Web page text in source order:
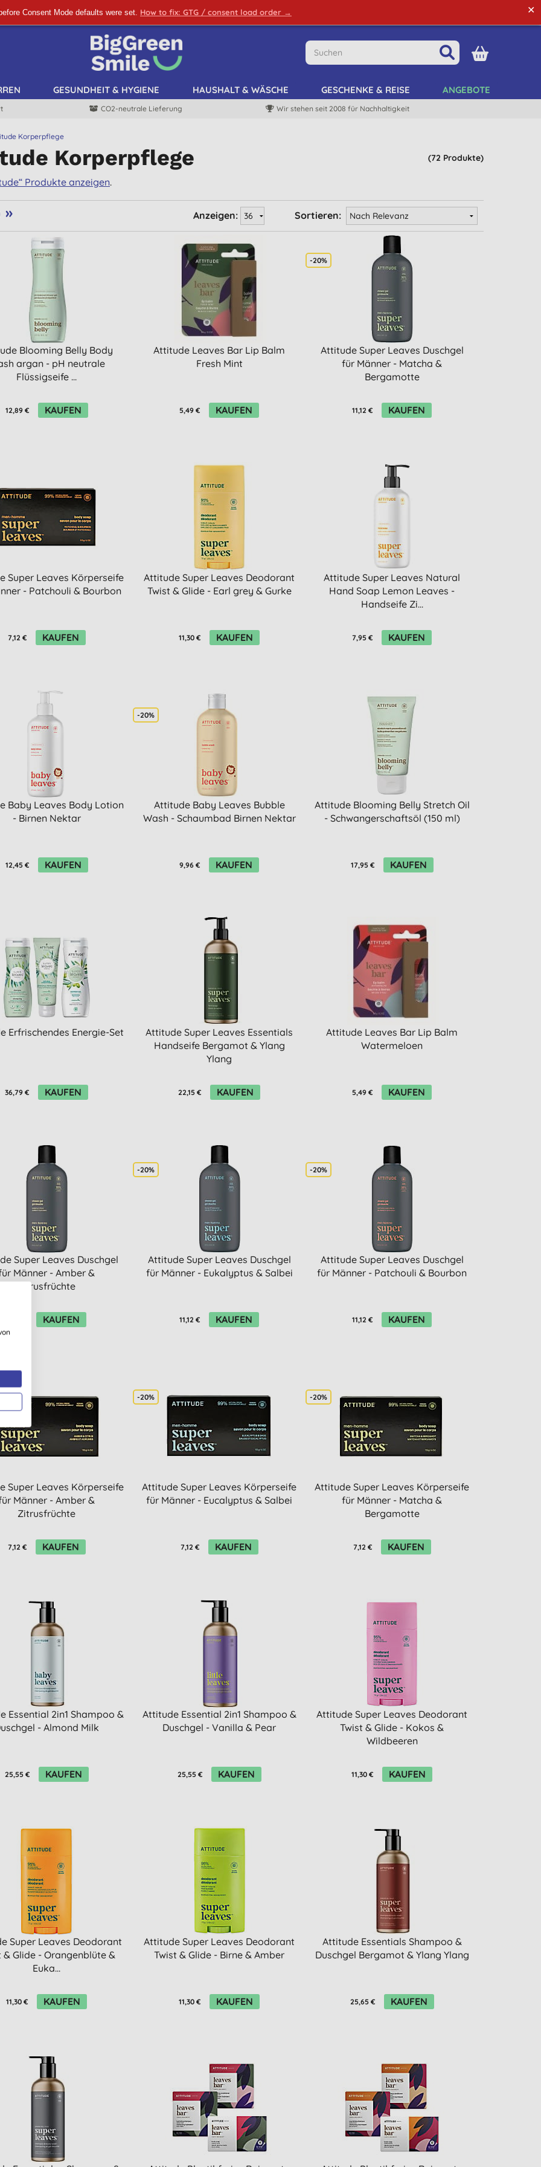
Consent Mode defaults were set. How to fix: GTG / consent load order → ✕
ANMELDEN! Grüne Tipps
GESUNDHEIT & HYGIENE HAUSHALT & WÄSCHE GESCHENKE & REISE ANGEBOTE
CO2-neutrale Lieferung Wir stehen seit 2008 für Nachhaltigkeit
Korperpflege
(72 Produkte)
Korperpflege
Produkte anzeigen.
» Sortieren:
Anzeigen:
Blooming Belly Body
argan - pH neutrale
Flüssigseife ...
12,89 € KAUFEN
Attitude Leaves Bar Lip Balm
Fresh Mint
5,49 € KAUFEN
-20%
Attitude Super Leaves Duschgel
für Männer - Matcha &
Bergamotte
11,12 € KAUFEN
Super Leaves Körperseife
- Patchouli & Bourbon
7,12 € KAUFEN
Attitude Super Leaves Deodorant
Twist & Glide - Earl grey & Gurke
11,30 € KAUFEN
Attitude Super Leaves Natural
Hand Soap Lemon Leaves -
Handseife Zi...
7,95 € KAUFEN
Baby Leaves Body Lotion
- Birnen Nektar
12,45 € KAUFEN
-20%
Attitude Baby Leaves Bubble
Wash - Schaumbad Birnen Nektar
9,96 € KAUFEN
Attitude Blooming Belly Stretch Oil
- Schwangerschaftsöl (150 ml)
17,95 € KAUFEN
Erfrischendes Energie-Set
36,79 € KAUFEN
Attitude Super Leaves Essentials
Handseife Bergamot & Ylang
Ylang
22,15 € KAUFEN
Attitude Leaves Bar Lip Balm
Watermeloen
5,49 € KAUFEN
Super Leaves Duschgel
Männer - Amber &
Zitrusfrüchte
KAUFEN
-20%
Attitude Super Leaves Duschgel
für Männer - Eukalyptus & Salbei
11,12 € KAUFEN
-20%
Attitude Super Leaves Duschgel
für Männer - Patchouli & Bourbon
11,12 € KAUFEN
Super Leaves Körperseife
Männer - Amber &
Zitrusfrüchte
7,12 € KAUFEN
-20%
Attitude Super Leaves Körperseife
für Männer - Eucalyptus & Salbei
7,12 € KAUFEN
-20%
Attitude Super Leaves Körperseife
für Männer - Matcha &
Bergamotte
7,12 € KAUFEN
Essential 2in1 Shampoo &
- Almond Milk
25,55 € KAUFEN
Attitude Essential 2in1 Shampoo &
Duschgel - Vanilla & Pear
25,55 € KAUFEN
Attitude Super Leaves Deodorant
Twist & Glide - Kokos &
Wildbeeren
11,30 € KAUFEN
Super Leaves Deodorant
& Glide - Orangenblüte &
Euka...
11,30 € KAUFEN
Attitude Super Leaves Deodorant
Twist & Glide - Birne & Amber
11,30 € KAUFEN
Attitude Essentials Shampoo &
Duschgel Bergamot & Ylang Ylang
25,65 € KAUFEN